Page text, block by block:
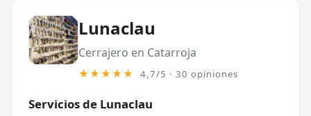
Lunaclau
Cerrajero en Catarroja
★★★★★ 4,7/5 · 30 opiniones
Servicios de Lunaclau